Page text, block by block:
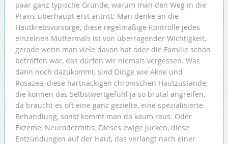
paar ganz typische Gründe, warum man den Weg in die
Praxis überhaupt erst antritt: Man denke an die
Hautkrebsvorsorge, diese regelmäßige Kontrolle jedes
einzelnen Muttermals ist von überragender Wichtigkeit,
gerade wenn man viele davon hat oder die Familie schon
betroffen war, das dürfen wir niemals vergessen. Was
dann noch dazukommt, sind Dinge wie Akne und
Rosazea, diese hartnäckigen chronischen Hautzustände,
die können das Selbstwertgefühl ja so brutal angreifen,
da braucht es oft eine ganz gezielte, eine spezialisierte
Behandlung, sonst kommt man da kaum raus. Oder
Ekzeme, Neurodermitis. Dieses ewige Jucken, diese
Entzündungen auf der Haut, das verlangt nach einer